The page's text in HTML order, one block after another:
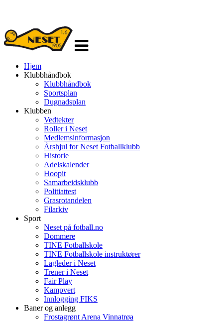
navigasjon
Hjem
Klubbhåndbok
Klubbhåndbok
Sportsplan
Dugnadsplan
Klubben
Vedtekter
Roller i Neset
Medlemsinformasjon
Årshjul for Neset Fotballklubb
Historie
Adelskalender
Hoopit
Samarbeidsklubb
Politiattest
Grasrotandelen
Filarkiv
Sport
Neset på fotball.no
Dommere
TINE Fotballskole
TINE Fotballskole instruktører
Lagleder i Neset
Trener i Neset
Fair Play
Kampvert
Innlogging FIKS
Baner og anlegg
Frostagrønt Arena Vinnatrøa